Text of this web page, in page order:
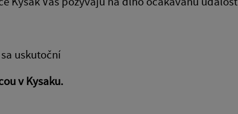
uskutoční
v Kysaku.